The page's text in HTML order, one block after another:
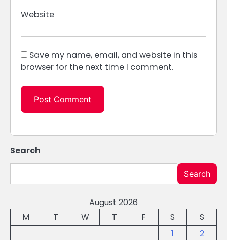
Website
Save my name, email, and website in this
browser for the next time I comment.
Search
Search
August 2026
M
T W T F S
S
1
2